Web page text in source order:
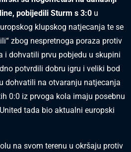
pobijedili Sturm s 3:0 u
klupskog natjecanja te se
zbog nespretnoga poraza protiv
i dohvatili prvu pobjedu u skupini
potvrdili dobru igru i veliki bod
dohvatili na otvaranju natjecanja
0:0 iz prvoga kola imaju posebnu
tada bio aktualni europski
na svom terenu u okršaju protiv